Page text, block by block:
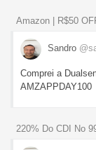
Amazon | R$50
Sandro
Comprei a
AMZAPPDAY100
220% Do CDI No